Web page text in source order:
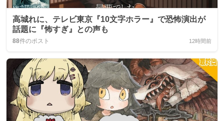
高城れに、テレビ東京『10文字ホラー』で恐怖演出が
話題に『怖すぎ』との声も
88件のポスト 12時間前